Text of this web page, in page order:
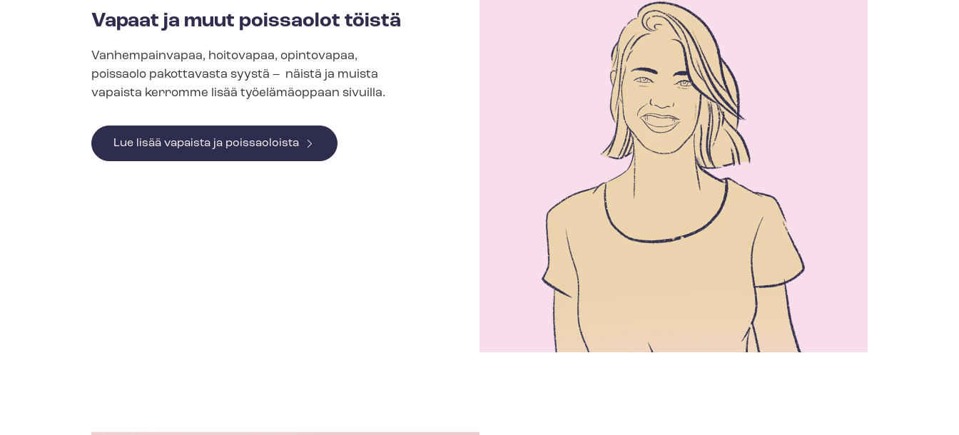
Vapaat ja muut poissaolot töistä
Vanhempainvapaa, hoitovapaa, opintovapaa,
poissaolo pakottavasta syystä – näistä ja muista
vapaista kerromme lisää työelämäoppaan sivuilla.
Lue lisää vapaista ja poissaoloista